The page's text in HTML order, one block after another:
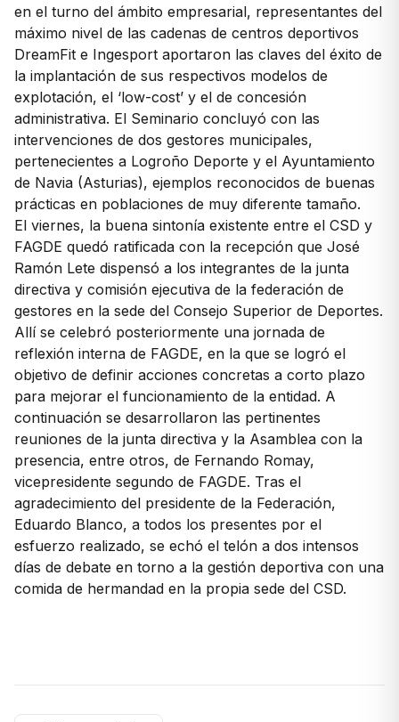
en el turno del ámbito empresarial, representantes del
máximo nivel de las cadenas de centros deportivos
DreamFit e Ingesport aportaron las claves del éxito de
la implantación de sus respectivos modelos de
explotación, el ‘low-cost’ y el de concesión
administrativa. El Seminario concluyó con las
intervenciones de dos gestores municipales,
pertenecientes a Logroño Deporte y el Ayuntamiento
de Navia (Asturias), ejemplos reconocidos de buenas
prácticas en poblaciones de muy diferente tamaño.
El viernes, la buena sintonía existente entre el CSD y
FAGDE quedó ratificada con la recepción que José
Ramón Lete dispensó a los integrantes de la junta
directiva y comisión ejecutiva de la federación de
gestores en la sede del Consejo Superior de Deportes.
Allí se celebró posteriormente una jornada de
reflexión interna de FAGDE, en la que se logró el
objetivo de definir acciones concretas a corto plazo
para mejorar el funcionamiento de la entidad. A
continuación se desarrollaron las pertinentes
reuniones de la junta directiva y la Asamblea con la
presencia, entre otros, de Fernando Romay,
vicepresidente segundo de FAGDE. Tras el
agradecimiento del presidente de la Federación,
Eduardo Blanco, a todos los presentes por el
esfuerzo realizado, se echó el telón a dos intensos
días de debate en torno a la gestión deportiva con una
comida de hermandad en la propia sede del CSD.